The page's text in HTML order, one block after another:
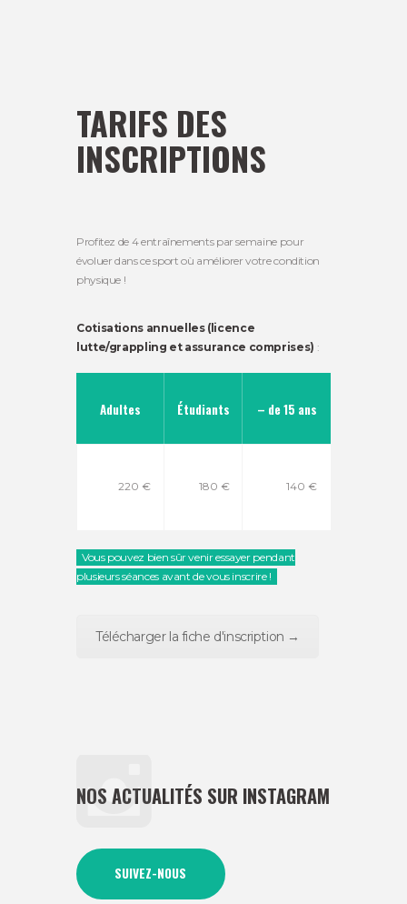
TARIFS DES
INSCRIPTIONS
Profitez de 4 entraînements par semaine pour
évoluer dans ce sport où améliorer votre condition
physique !
Cotisations annuelles (licence
lutte/grappling et assurance comprises) :
Adultes Étudiants – de 15 ans
220 € 180 € 140 €
Vous pouvez bien sûr venir essayer pendant
plusieurs séances avant de vous inscrire !
Télécharger la fiche d'inscription →
NOS ACTUALITÉS SUR INSTAGRAM
SUIVEZ-NOUS